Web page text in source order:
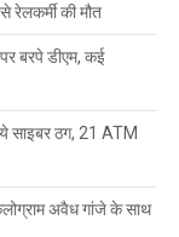
रेलकर्मी की मौत
बरपे डीएम, कई
साइबर ठग, 21 ATM
अवैध गांजे के साथ